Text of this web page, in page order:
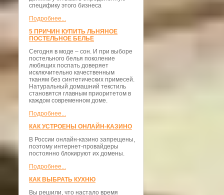
специфику этого бизнеса
Подробнее...
5 ПРИЧИН КУПИТЬ ЛЬНЯНОЕ
ПОСТЕЛЬНОЕ БЕЛЬЕ
Сегодня в моде – сон. И при выборе
постельного белья поколение
любящих поспать доверяет
исключительно качественным
тканям без синтетических примесей.
Натуральный домашний текстиль
становятся главным приоритетом в
каждом современном доме.
Подробнее...
КАК УСТРОЕНЫ ОНЛАЙН-КАЗИНО
В России онлайн-казино запрещены,
поэтому интернет-провайдеры
постоянно блокируют их домены.
Подробнее...
КАК ВЫБРАТЬ КУХНЮ
Вы решили, что настало время